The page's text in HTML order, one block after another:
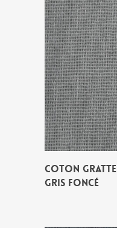
COTON GRATTE
GRIS FONCÉ